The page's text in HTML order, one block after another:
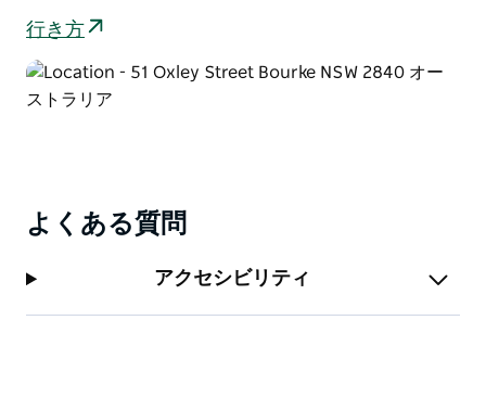
行き方
よくある質問
アクセシビリティ